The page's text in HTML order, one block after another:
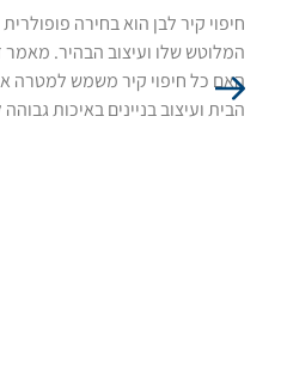
חיפוי קיר לבן הוא בחירה
המלוטש שלו ועיצוב הבהיר.
האם כל חיפוי קיר משמש למטרה
הבית ועיצוב בניינים באיכות